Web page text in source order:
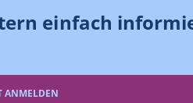
einfach
ANMELDEN